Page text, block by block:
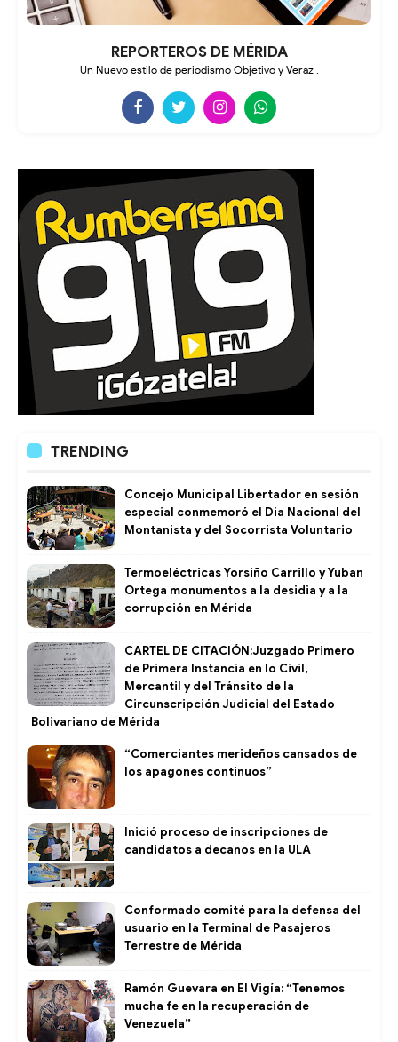
REPORTEROS DE MÉRIDA
Un Nuevo estilo de periodismo Objetivo y Veraz .
TRENDING
Concejo Municipal Libertador en sesión
especial conmemoró el Dia Nacional del
Montanista y del Socorrista Voluntario
Termoeléctricas Yorsiño Carrillo y Yuban
Ortega monumentos a la desidia y a la
corrupción en Mérida
CARTEL DE CITACIÓN:Juzgado Primero
de Primera Instancia en lo Civil,
Mercantil y del Tránsito de la
Circunscripción Judicial del Estado
Bolivariano de Mérida
“Comerciantes merideños cansados de
los apagones continuos”
Inició proceso de inscripciones de
candidatos a decanos en la ULA
Conformado comité para la defensa del
usuario en la Terminal de Pasajeros
Terrestre de Mérida
Ramón Guevara en El Vigía: “Tenemos
mucha fe en la recuperación de
Venezuela”